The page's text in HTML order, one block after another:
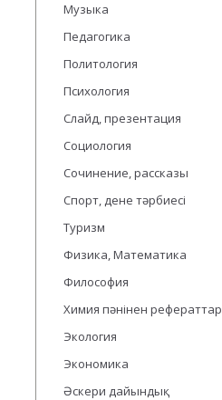
Музыка
Педагогика
Политология
Психология
Слайд, презентация
Социология
Сочинение, рассказы
Спорт, дене тәрбиесі
Туризм
Физика, Математика
Философия
Химия пәнінен рефераттар
Экология
Экономика
Әскери дайындық